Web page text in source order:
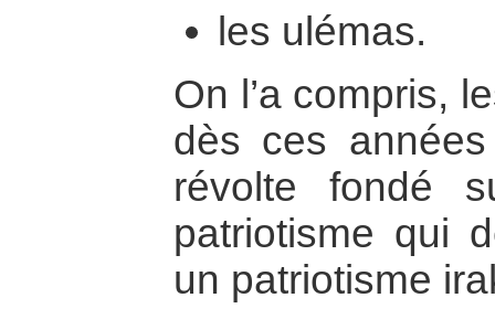
les ulémas.
On l’a compris,
dès ces
révolte fondé
patriotisme qui
un patriotisme